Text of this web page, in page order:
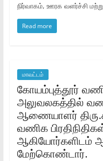
நிர்வாகம்‌, ஊரக வளர்ச்சி
Read more
மாவட்டம்
கோயம்புத்தூர்
அலுவலகத்தில்
ஆணையாளர்
வணிக
மேற்கொண்டார்.